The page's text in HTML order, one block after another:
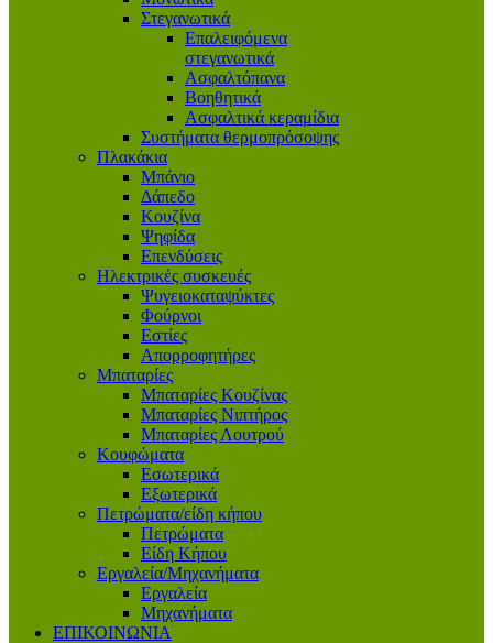
Στεγανωτικά
Επαλειφόμενα
στεγανωτικά
Ασφαλτόπανα
Βοηθητικά
Ασφαλτικά κεραμίδια
Συστήματα θερμοπρόσοψης
Πλακάκια
Μπάνιο
Δάπεδο
Κουζίνα
Ψηφίδα
Επενδύσεις
Ηλεκτρικές συσκευές
Ψυγειοκαταψύκτες
Φούρνοι
Εστίες
Απορροφητήρες
Μπαταρίες
Μπαταρίες Κουζίνας
Μπαταρίες Νιπτήρος
Μπαταρίες Λουτρού
Κουφώματα
Εσωτερικά
Εξωτερικά
Πετρώματα/είδη κήπου
Πετρώματα
Είδη Κήπου
Εργαλεία/Μηχανήματα
Εργαλεία
Μηχανήματα
ΕΠΙΚΟΙΝΩΝΙΑ